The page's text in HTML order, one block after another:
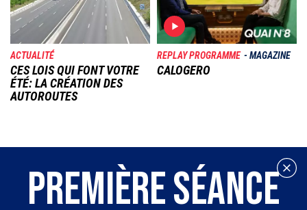
ACTUALITÉ
CES LOIS QUI FONT VOTRE
ÉTÉ: LA CRÉATION DES
AUTOROUTES
REPLAY PROGRAMME MAGAZINE
CALOGERO
PREMIÈRE SÉANCE